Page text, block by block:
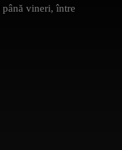
vineri, între